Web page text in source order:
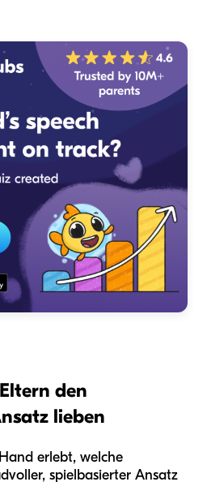
den
lieben
erlebt, welche
spielbasierter Ansatz